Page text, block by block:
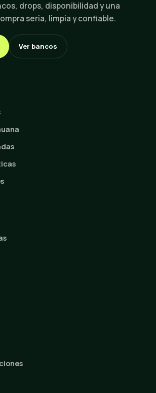
drops, disponibilidad y una
seria, limpia y confiable.
Ver bancos